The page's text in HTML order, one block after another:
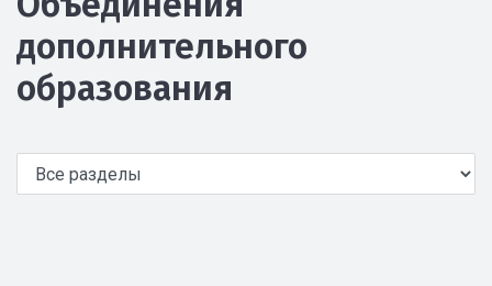
дополнительного
образования